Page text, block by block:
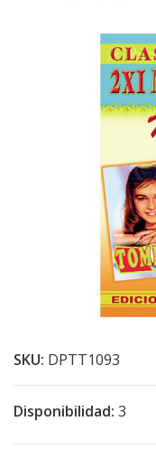
SKU: DPTT1093
Disponibilidad: 3